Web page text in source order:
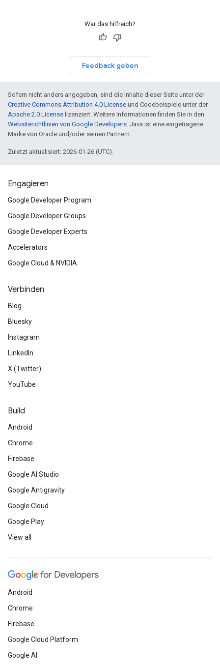
War das hilfreich?
Feedback geben
Sofern nicht anders angegeben, sind die Inhalte dieser Seite unter der
Creative Commons Attribution 4.0 License und Codebeispiele unter der
Apache 2.0 License lizenziert. Weitere Informationen finden Sie in den
Websiterichtlinien von Google Developers. Java ist eine eingetragene
Marke von Oracle und/oder seinen Partnern.
Zuletzt aktualisiert: 2026-01-26 (UTC).
Engagieren
Google Developer Program
Google Developer Groups
Google Developer Experts
Accelerators
Google Cloud & NVIDIA
Verbinden
Blog
Bluesky
Instagram
LinkedIn
X (Twitter)
YouTube
Build
Android
Chrome
Firebase
Google AI Studio
Google Antigravity
Google Cloud
Google Play
View all
Android
Chrome
Firebase
Google Cloud Platform
Google AI